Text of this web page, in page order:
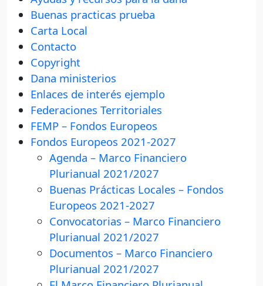
Buenas practicas prueba
Carta Local
Contacto
Copyright
Dana ministerios
Enlaces de interés ejemplo
Federaciones Territoriales
FEMP – Fondos Europeos
Fondos Europeos 2021-2027
Agenda – Marco Financiero
Plurianual 2021/2027
Buenas Prácticas Locales – Fondos
Europeos 2021-2027
Convocatorias – Marco Financiero
Plurianual 2021/2027
Documentos – Marco Financiero
Plurianual 2021/2027